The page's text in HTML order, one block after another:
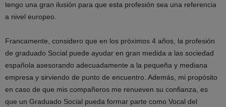
tengo una gran ilusión para que esta profesión sea una referencia
a nivel europeo.
Francamente, considero que en los próximos 4 años, la profesión
de graduado Social puede ayudar en gran medida a las sociedad
española asesorando adecuadamente a la pequeña y mediana
empresa y sirviendo de punto de encuentro. Además, mi propósito
en caso de que mis compañeros me renueven su confianza, es
que un Graduado Social pueda formar parte como Vocal del